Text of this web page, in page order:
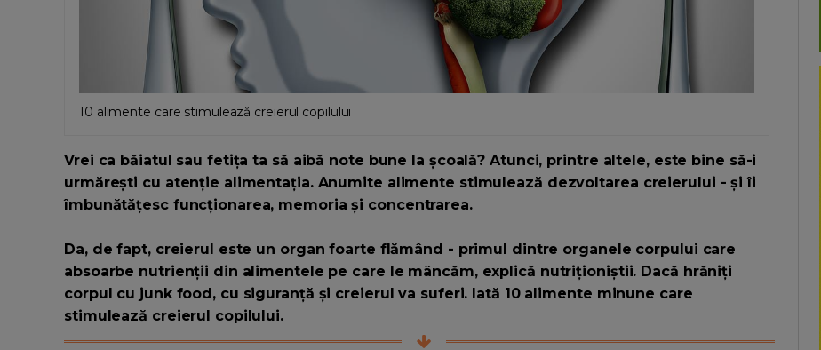
10 alimente care stimulează creierul copilului
Vrei ca băiatul sau fetița ta să aibă note bune la școală? Atunci, printre altele, este bine să-i
urmărești cu atenție alimentația. Anumite alimente stimulează dezvoltarea creierului - și îi
îmbunătățesc funcționarea, memoria și concentrarea.
Da, de fapt, creierul este un organ foarte flămând - primul dintre organele corpului care
absoarbe nutrienții din alimentele pe care le mâncăm, explică nutriționiștii. Dacă hrăniți
corpul cu junk food, cu siguranță și creierul va suferi. Iată 10 alimente minune care
stimulează creierul copilului.